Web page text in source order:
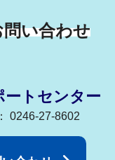
い合わせ
ートセンター
0246-27-8602